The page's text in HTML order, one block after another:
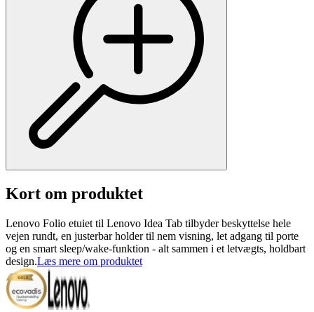
Kort om produktet
Lenovo Folio etuiet til Lenovo Idea Tab tilbyder beskyttelse hele
vejen rundt, en justerbar holder til nem visning, let adgang til porte
og en smart sleep/wake-funktion - alt sammen i et letvægts, holdbart
design.Læs mere om produktet